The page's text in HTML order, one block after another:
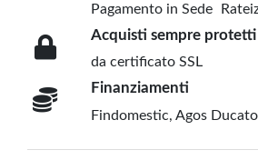
Pagamento in Sede
Acquisti sempre protetti
da certificato SSL
Finanziamenti
Findomestic, Agos